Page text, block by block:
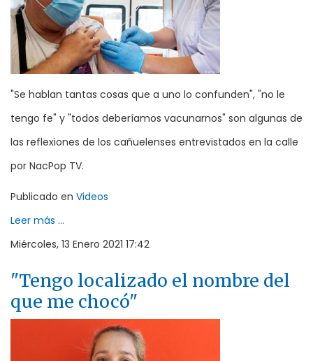
"Se hablan tantas cosas que a uno lo confunden", "no le
tengo fe" y "todos deberíamos vacunarnos" son algunas de
las reflexiones de los cañuelenses entrevistados en la calle
por NacPop TV.
Publicado en Videos
Leer más ...
Miércoles, 13 Enero 2021 17:42
"Tengo localizado el nombre del
que me chocó"